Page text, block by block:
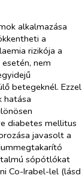
alkalmazása
a
rizikója a
nem
betegeknél. Ezzel
hatása
diabetes mellitus
javasolt a
sópótlókat
Co-Irabel-lel (lásd